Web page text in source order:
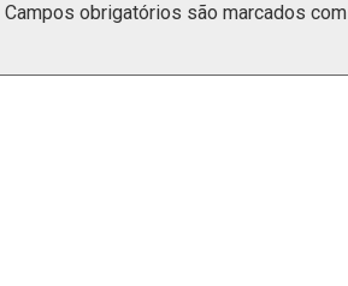
Campos obrigatórios são marcados com